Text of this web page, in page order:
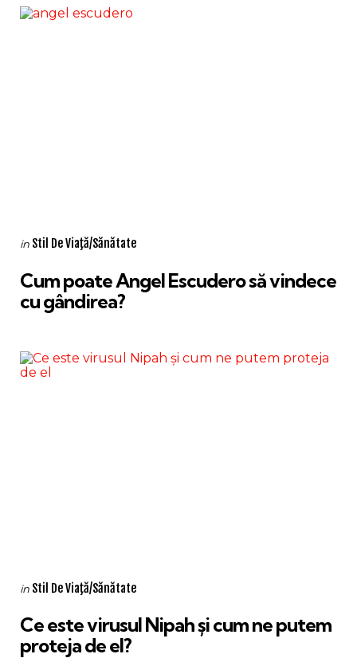
Categories
Posted
in Stil De Viaţă/Sănătate
Cum poate Angel Escudero să vindece
cu gândirea?
Categories
Posted
in Stil De Viaţă/Sănătate
Ce este virusul Nipah și cum ne putem
proteja de el?